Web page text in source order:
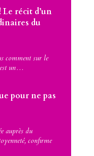
récit d’un
du
comment sur le
un…
pour ne pas
auprès du
confirme